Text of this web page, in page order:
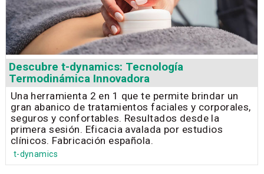
Descubre t-dynamics: Tecnología
Termodinámica Innovadora
Una herramienta 2 en 1 que te permite brindar un
gran abanico de tratamientos faciales y corporales,
seguros y confortables. Resultados desde la
primera sesión. Eficacia avalada por estudios
clínicos. Fabricación española.
t-dynamics